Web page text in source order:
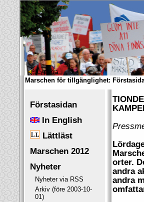
Marschen för tillgänglighet:
Förstasidan
In English
Lättläst
Marschen 2012
Nyheter
Nyheter via RSS
Arkiv (före 2003-10-
01)
orter.
andra
andra